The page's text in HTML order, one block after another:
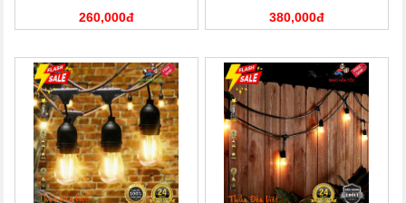
260,000đ 380,000đ